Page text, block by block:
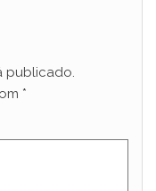
publicado.
*